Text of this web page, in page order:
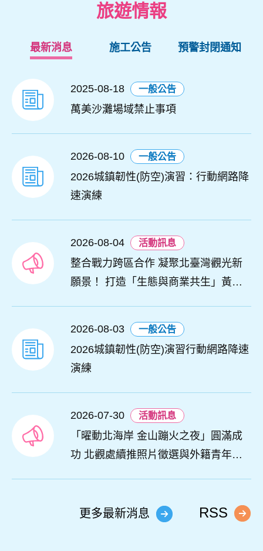
旅遊情報
最新消息
2025-08-18 一般公告
萬美沙灘場域禁止事項
2026-08-10 一般公告
2026城鎮韌性(防空)演習：行動網路降
速演練
2026-08-04 活動訊息
整合戰力跨區合作 凝聚北臺灣觀光新
願景！ 打造「生態與商業共生」黃金
2026-08-03 一般公告
2026城鎮韌性(防空)演習行動網路降速
演練
2026-07-30 活動訊息
「曜動北海岸 金山蹦火之夜」圓滿成
功 北觀處續推照片徵選與外籍青年免
施工公告 預警封閉通知
更多最新消息 RSS